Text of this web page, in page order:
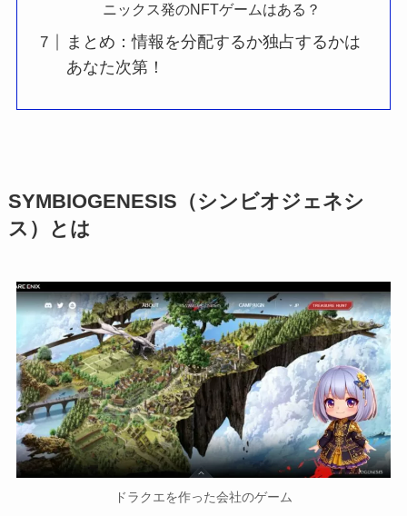
ニックス発のNFTゲームはある？
まとめ：情報を分配するか独占するかは
あなた次第！
SYMBIOGENESIS（シンビオジェネシ
ス）とは
ドラクエを作った会社のゲーム